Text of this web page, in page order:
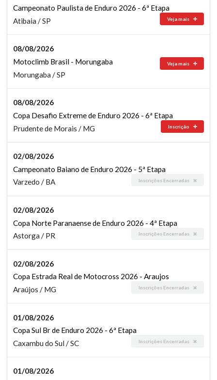
Campeonato Paulista de Enduro 2026 - 6ª Etapa
Veja mais
Atibaia / SP
08/08/2026
Motoclimb Brasil - Morungaba
Veja mais
Morungaba / SP
08/08/2026
Copa Desafio Extreme de Enduro 2026 - 6ª Etapa
Inscrição
Prudente de Morais / MG
02/08/2026
Campeonato Baiano de Enduro 2026 - 5ª Etapa
Inscrições Encerradas
Varzedo / BA
02/08/2026
Copa Norte Paranaense de Enduro 2026 - 4ª Etapa
Inscrições Encerradas
Astorga / PR
02/08/2026
Copa Estrada Real de Motocross 2026 - Araujos
Inscrições Encerradas
Araújos / MG
01/08/2026
Copa Sul Br de Enduro 2026 - 6ª Etapa
Inscrições Encerradas
Caxambu do Sul / SC
01/08/2026